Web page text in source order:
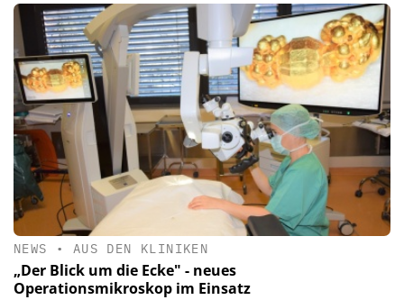
NEWS • AUS DEN KLINIKEN
„Der Blick um die Ecke" - neues
Operationsmikroskop im Einsatz